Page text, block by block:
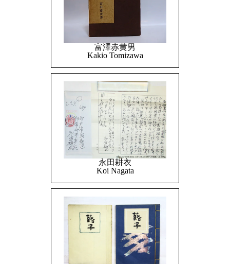
富澤赤黄男
Kakio Tomizawa
永田耕衣
Koi Nagata